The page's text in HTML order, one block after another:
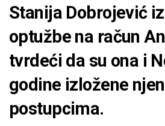
Stanija Dobrojević
optužbe na račun
tvrdeći da su ona i
godine izložene
postupcima.